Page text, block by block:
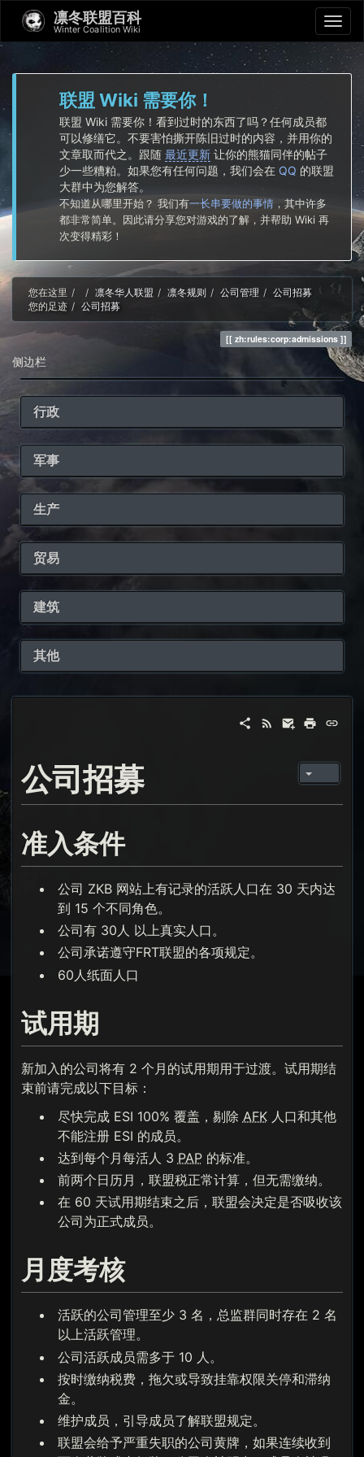
凛冬联盟百科
Winter Coalition Wiki
联盟 Wiki 需要你！
联盟 Wiki 需要你！看到过时的东西了吗？任何成员都
可以修缮它。不要害怕撕开陈旧过时的内容，并用你的
文章取而代之。跟随最近更新 让你的熊猫同伴的帖子
少一些糟粕。如果您有任何问题，我们会在 QQ 的联盟
大群中为您解答。
不知道从哪里开始？ 我们有一长串要做的事情 ，其中许多
都非常简单。因此请分享您对游戏的了解，并帮助 Wiki 再
次变得精彩！
您在这里 Home凛冬华人联盟 凛冬规则 公司管理
公司招募
您的足迹
公司招募
zh:rules:corp:admissions
侧边栏
行政
军事
生产
贸易
建筑
其他
公司招募
准入条件
公司 ZKB 网站上有记录的活跃人口在 30 天内达
到 15 个不同角色。
公司有 30人 以上真实人口。
公司承诺遵守FRT联盟的各项规定。
60人纸面人口
试用期
新加入的公司将有 2 个月的试用期用于过渡。试用期结
束前请完成以下目标：
尽快完成 ESI 100% 覆盖，剔除 AFK人口和其他
不能注册 ESI 的成员。
达到每个月每活人 3 PAP的标准。
前两个日历月，联盟税正常计算，但无需缴纳。
在 60 天试用期结束之后，联盟会决定是否吸收该
公司为正式成员。
月度考核
活跃的公司管理至少 3 名，总监群同时存在 2 名
以上活跃管理。
公司活跃成员需多于 10 人。
按时缴纳税费，拖欠或导致挂靠权限关停和滞纳
金。
维护成员，引导成员了解联盟规定。
联盟会给予严重失职的公司黄牌，如果连续收到